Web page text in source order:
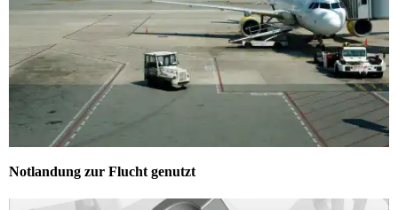
Notlandung zur Flucht genutzt